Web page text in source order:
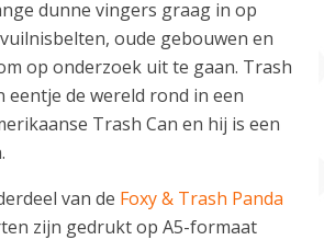
dunne vingers graag in op
oude gebouwen en
op onderzoek uit te gaan. Trash
eentje de wereld rond in een
Trash Can en hij is een
van de Foxy & Trash Panda
zijn gedrukt op A5-formaat